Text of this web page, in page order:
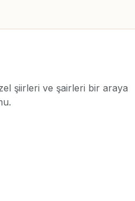
şiirleri ve şairleri bir araya